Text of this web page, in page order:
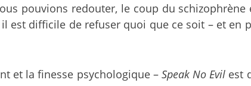
pouvions redouter, le coup du
difficile de refuser quoi que ce soit – et en
et la finesse psychologique – Speak No Evil est